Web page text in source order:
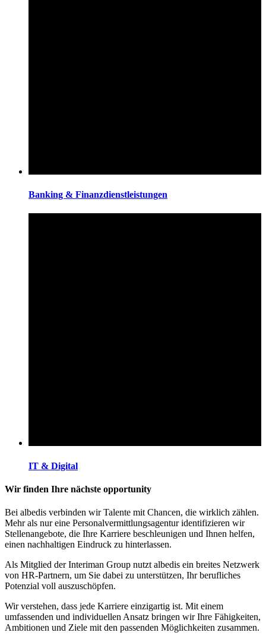
Banking & Finanzdienstleistungen
IT & Digital
Wir finden Ihre nächste opportunity
Bei albedis verbinden wir Talente mit Chancen, die wirklich zählen.
Mehr als nur eine Personalvermittlungsagentur identifizieren wir
Stellenangebote, die Ihre Karriere beschleunigen und Ihnen helfen,
einen nachhaltigen Eindruck zu hinterlassen.
Als Mitglied der Interiman Group nutzt albedis ein breites Netzwerk
von HR-Partnern, um Sie dabei zu unterstützen, Ihr berufliches
Potenzial voll auszuschöpfen.
Wir verstehen, dass jede Karriere einzigartig ist. Mit einem
umfassenden und individuellen Ansatz bringen wir Ihre Fähigkeiten,
Ambitionen und Ziele mit den passenden Möglichkeiten zusammen.